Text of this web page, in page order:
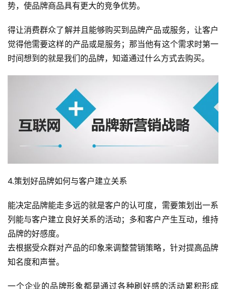
势，使品牌商品具有更大的竞争优势。
得让消费群众了解并且能够购买到品牌产品或服务，让客户
觉得他需要这样的产品或是服务；那当他有这个需求时第一
时间想到的就是我们的品牌，知道通过什么方式去购买。
4.策划好品牌如何与客户建立关系
能决定品牌能走多远的就是客户的认可度，需要策划出一系
列能与客户建立良好关系的活动；多和客户产生互动，维持
品牌的好感度。
去根据受众群对产品的印象来调整营销策略，针对提高品牌
知名度和声誉。
一个企业的品牌形象都是通过各种刷好感的活动累积形成